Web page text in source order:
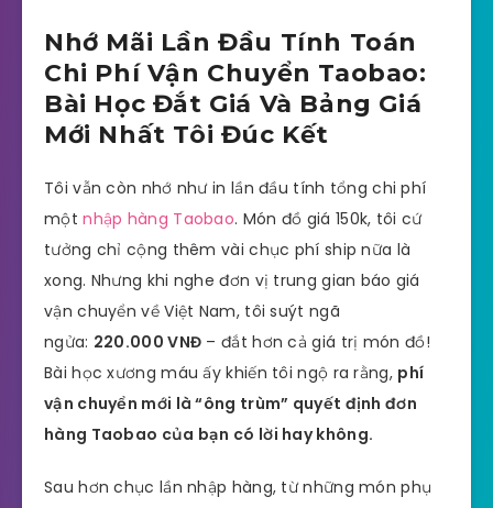
Nhớ Mãi Lần Đầu Tính Toán
Chi Phí Vận Chuyển Taobao:
Bài Học Đắt Giá Và Bảng Giá
Mới Nhất Tôi Đúc Kết
Tôi vẫn còn nhớ như in lần đầu tính tổng chi phí
mộtnhập hàng Taobao. Món đồ giá 150k, tôi cứ
tưởng chỉ cộng thêm vài chục phí ship nữa là
xong. Nhưng khi nghe đơn vị trung gian báo giá
vận chuyển về Việt Nam, tôi suýt ngã
ngửa: 220.000 VNĐ – đắt hơn cả giá trị món đồ!
Bài học xương máu ấy khiến tôi ngộ ra rằng, phí
vận chuyển mới là “ông trùm” quyết định đơn
hàng Taobao của bạn có lời hay không.
Sau hơn chục lần nhập hàng, từ những món phụ